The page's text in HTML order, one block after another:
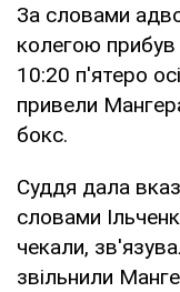
За словами
колегою
10:20 п'ятеро
привели
бокс.
Суддя дала
словами
чекали,
звільнили